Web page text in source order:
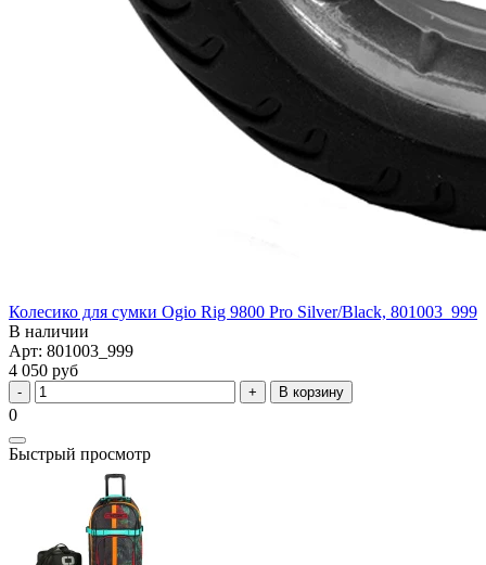
Колесико для сумки Ogio Rig 9800 Pro Silver/Black, 801003_999
В наличии
Арт: 801003_999
4 050 руб
В корзину
0
Быстрый просмотр